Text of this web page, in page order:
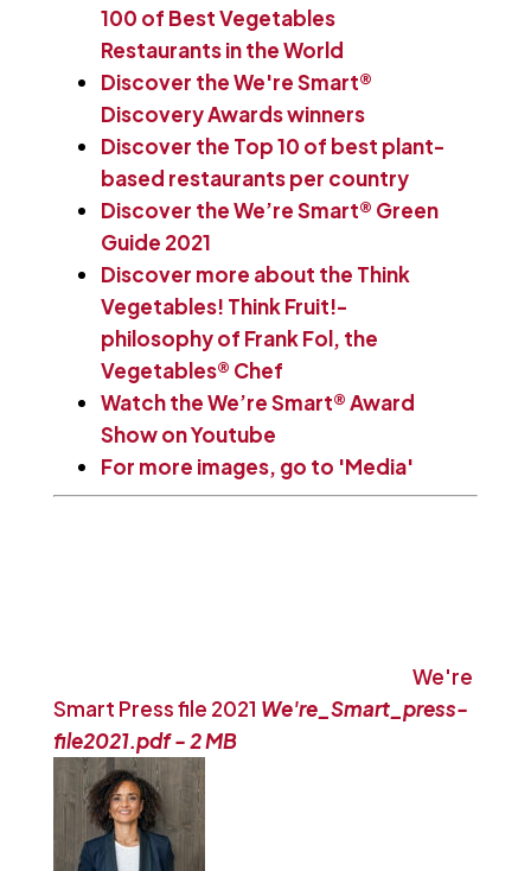
100 of Best Vegetables
Restaurants in the World
Discover the We're Smart®
Discovery Awards winners
Discover the Top 10 of best plant-
based restaurants per country
Discover the We’re Smart® Green
Guide 2021
Discover more about the Think
Vegetables! Think Fruit!-
philosophy of Frank Fol, the
Vegetables® Chef
Watch the We’re Smart® Award
Show on Youtube
For more images, go to 'Media'
We're
Smart Press file 2021 We're_Smart_press-
file2021.pdf - 2 MB